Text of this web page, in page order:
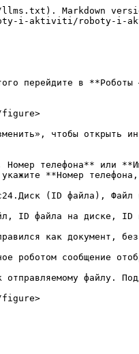
Markdown
i-aktiviti/roboty-i-
перейдите в
figure>
чтобы открыть
телефона** или
**Номер
(ID файла), Файл
ID файла на диске,
как документ,
сообщение
файлу.
figure>